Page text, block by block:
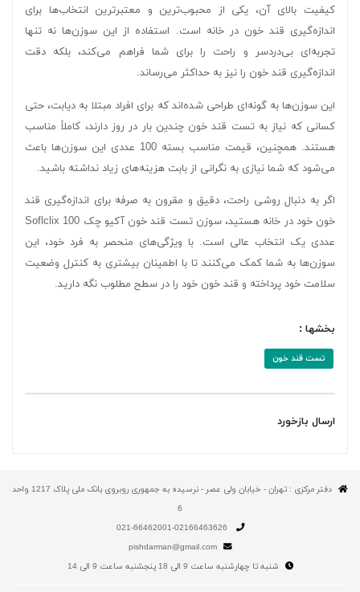
کیفیت بالای آن، یکی از محبوب‌ترین و معتبرترین انتخاب‌ها برای
اندازه‌گیری قند خون در خانه است. استفاده از این سوزن‌ها نه تنها
تجربه‌ای بی‌دردسر و راحت را برای شما فراهم می‌کند، بلکه دقت
اندازه‌گیری قند خون را نیز به حداکثر می‌رساند.
این سوزن‌ها به گونه‌ای طراحی شده‌اند که برای افراد مبتلا به دیابت، حتی
کسانی که نیاز به تست قند خون چندین بار در روز دارند، کاملاً مناسب
هستند. همچنین، قیمت مناسب بسته 100 عددی این سوزن‌ها باعث
می‌شود که شما نیازی به نگرانی از بابت هزینه‌های زیاد نداشته باشید.
اگر به دنبال روشی راحت، دقیق و مقرون به صرفه برای اندازه‌گیری قند
خون خود در خانه هستید، سوزن تست قند خون آکیو چک Soflclix 100
عددی یک انتخاب عالی است. با ویژگی‌های منحصر به فرد خود، این
سوزن‌ها به شما کمک می‌کنند تا با اطمینان بیشتری به کنترل وضعیت
سلامت خود پرداخته و قند خون خود را در سطح مطلوب نگه دارید.
بخشها :
تست قند خون
ارسال بازخورد
دفتر مرکزی : تهران - خیابان ولی عصر - نرسیده به جمهوری روبروی بانک ملی پلاک 1217 واحد
6
pishdarman@gmail.com
شنبه تا چهارشنبه ساعت 9 الی 18 پنجشنبه ساعت 9 الی 14